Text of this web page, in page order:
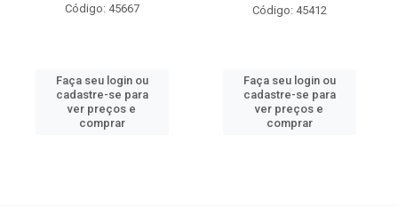
Código: 45667
Faça seu login ou
cadastre-se para
ver preços e
comprar
Código: 45412
Faça seu login ou
cadastre-se para
ver preços e
comprar